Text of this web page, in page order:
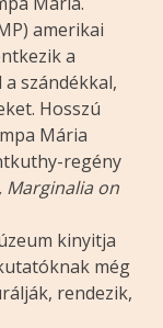
amerikai
a
szándékkal,
Hosszú
Mária
regény
Marginalia on
kinyitja
még
rendezik,